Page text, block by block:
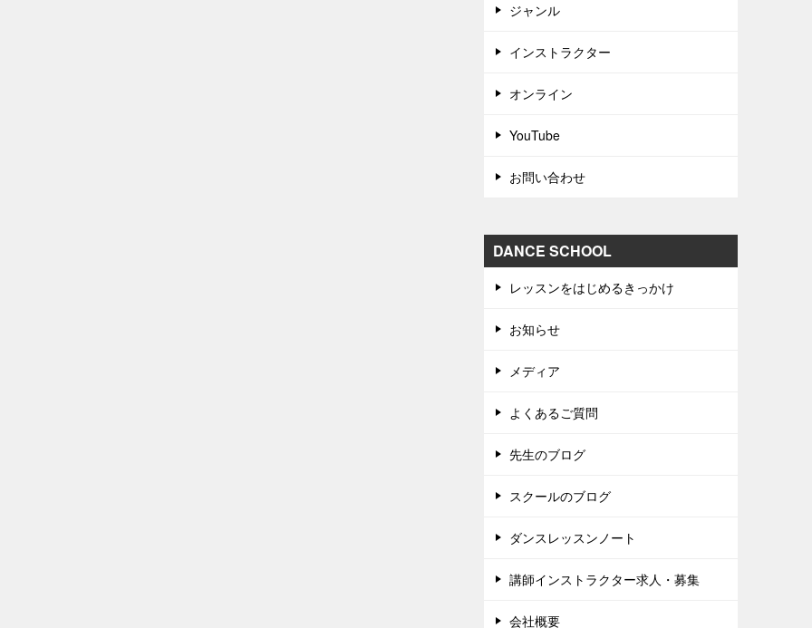
ジャンル
インストラクター
オンライン
YouTube
お問い合わせ
DANCE SCHOOL
レッスンをはじめるきっかけ
お知らせ
メディア
よくあるご質問
先生のブログ
スクールのブログ
ダンスレッスンノート
講師インストラクター求人・募集
会社概要